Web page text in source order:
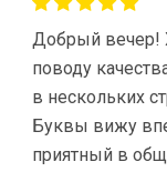
Добрый вечер!
поводу
в нескольких
Буквы вижу
приятный в